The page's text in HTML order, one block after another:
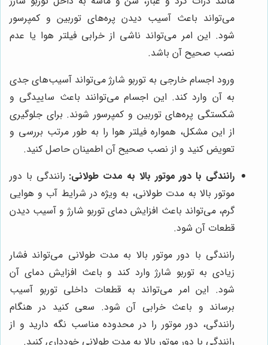
می‌تواند باعث آسیب دیدن پره‌های توربین و کمپرسور
شود. این امر می‌تواند ناشی از خرابی فیلتر هوا یا عدم
نصب صحیح آن باشد.
ورود اجسام خارجی به توربو شارژ می‌تواند آسیب‌های جدی
به آن وارد کند. این اجسام می‌توانند باعث ساییدگی و
شکستگی پره‌های توربین و کمپرسور شوند. برای جلوگیری
از این مشکل، همواره فیلتر هوا را به طور مرتب بررسی و
تعویض کنید و از نصب صحیح آن اطمینان حاصل کنید.
رانندگی با دور موتور بالا به مدت طولانی: رانندگی با دور
موتور بالا به مدت طولانی، به ویژه در شرایط آب و هوایی
گرم، می‌تواند باعث افزایش دمای توربو شارژ و آسیب دیدن
قطعات آن شود.
رانندگی با دور موتور بالا به مدت طولانی می‌تواند فشار
زیادی به توربو شارژ وارد کند و باعث افزایش دمای آن
شود. این امر می‌تواند به قطعات داخلی توربو آسیب
برساند و باعث خرابی آن شود. سعی کنید در هنگام
رانندگی، دور موتور را در محدوده مناسب نگه دارید و از
رانندگی با دور موتور بالا به مدت طولانی خودداری کنید.